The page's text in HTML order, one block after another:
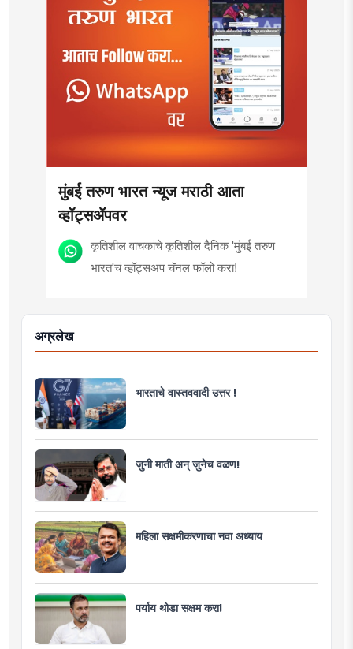
मुंबई तरुण भारत न्यूज मराठी आता
व्हॉट्सॲपवर
कृतिशील वाचकांचे कृतिशील दैनिक 'मुंबई तरुण
भारत'चं व्हॉट्सअप चॅनल फॉलो करा!
अग्रलेख
भारताचे वास्तववादी उत्तर !
जुनी माती अन् जुनेच वळण!
महिला सक्षमीकरणाचा नवा अध्याय
पर्याय थोडा सक्षम करा!